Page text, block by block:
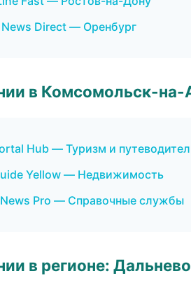
Direct — Оренбург
в Комсомольск-
Hub — Туризм и
Yellow — Недвижимость
Pro — Справочные службы
в регионе: